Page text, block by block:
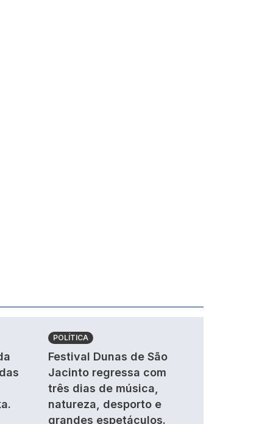
POLÍTICA
Festival Dunas de São
Jacinto regressa com
três dias de música,
natureza, desporto e
grandes espetáculos.